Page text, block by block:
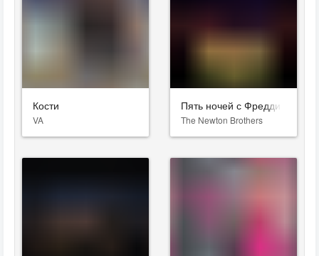
Кости
VA
Пять ночей с Фредди
The Newton Brothers